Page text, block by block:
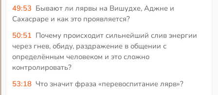
49:53 Бывают ли лярвы на Вишудхе, Аджне и
Сахасраре и как это проявляется?
50:51 Почему происходит сильнейший слив энергии
через гнев, обиду, раздражение в общении с
определённым человеком и это сложно
контролировать?
53:18 Что значит фраза «перевоспитание лярв»?